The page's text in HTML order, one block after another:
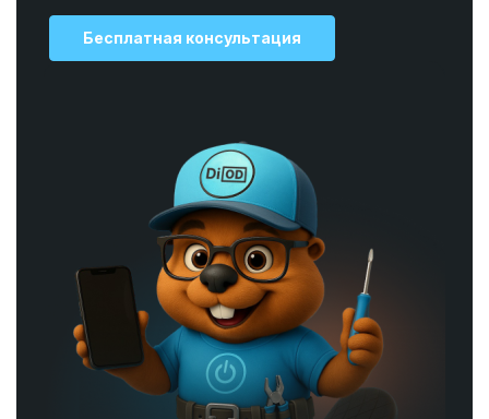
Бесплатная консультация